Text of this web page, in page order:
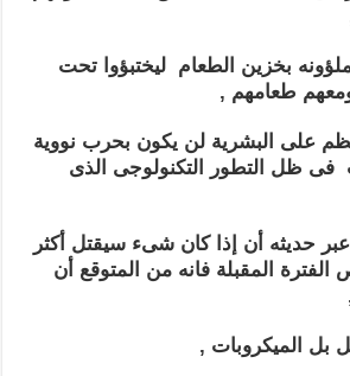
بخزين الطعام ليختبؤوا تحت
ومعهم طعامهم ,
على البشرية لن يكون بحرب نووية
ظل التطور التكنولوجى الذى
حديثه أن إذا كان شىء سيقتل أكثر
الفترة المقبلة فانه من المتوقع أن
بل الميكروبات ,